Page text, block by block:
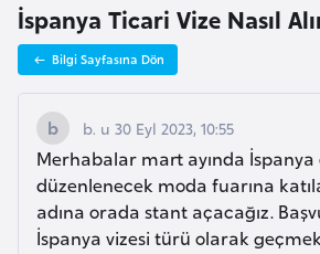
V
i
z
e
İ
ş
l
e
m
İspanya Ticari Vize Nasıl
Bilgi Sayfasına Dön
b. u 30 Eyl 2023, 10:55
Merhabalar mart ayında İspanya
düzenlenecek moda fuarına
adına orada stant açacağız.
İspanya vizesi türü olarak
A
u
s
t
u
r